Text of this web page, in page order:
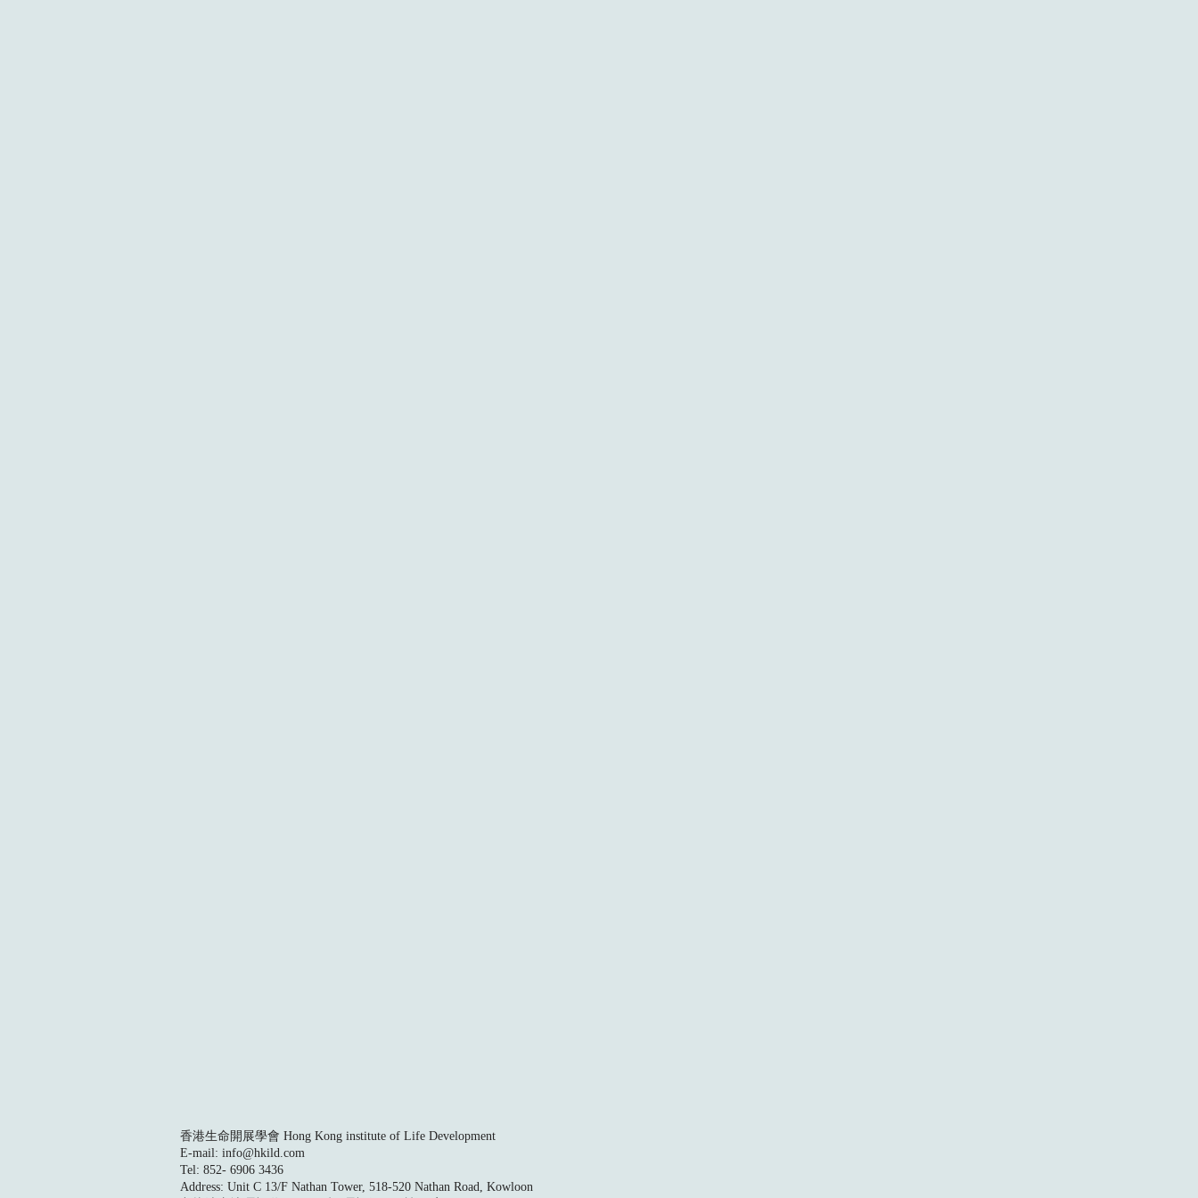
香港生命開展學會 Hong Kong institute of Life Development
E-mail: info@hkild.com
Tel: 852- 6906 3436
Address: Unit C 13/F Nathan Tower, 518-520 Nathan Road, Kowloon